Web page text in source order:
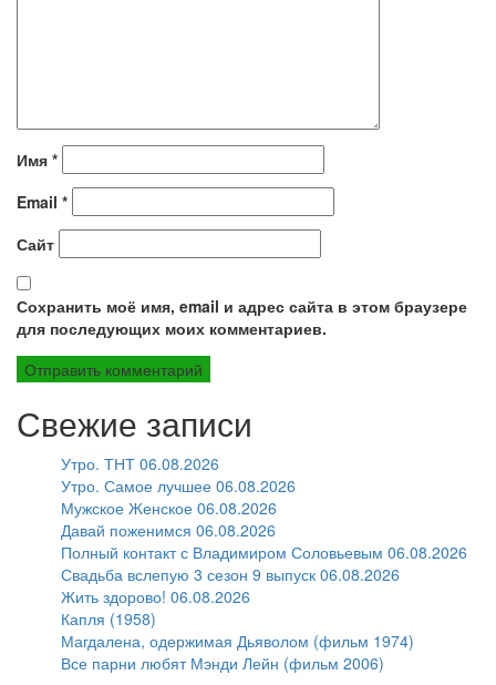
Имя *
Email *
Сайт
Сохранить моё имя, email и адрес сайта в этом браузере
для последующих моих комментариев.
Свежие записи
Утро. ТНТ 06.08.2026
Утро. Самое лучшее 06.08.2026
Мужское Женское 06.08.2026
Давай поженимся 06.08.2026
Полный контакт с Владимиром Соловьевым 06.08.2026
Свадьба вслепую 3 сезон 9 выпуск 06.08.2026
Жить здорово! 06.08.2026
Капля (1958)
Магдалена, одержимая Дьяволом (фильм 1974)
Все парни любят Мэнди Лейн (фильм 2006)